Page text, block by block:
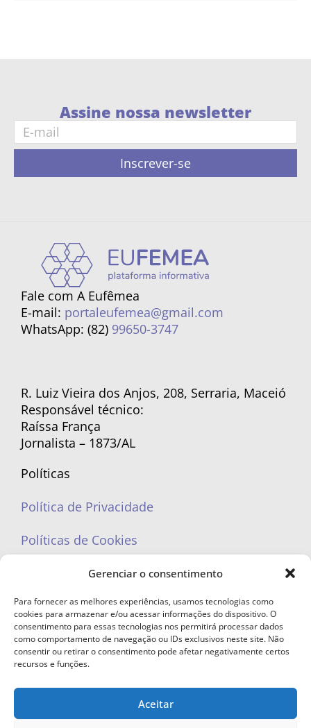
Gerenciar o consentimento
Para fornecer as melhores experiências, usamos tecnologias como
cookies para armazenar e/ou acessar informações do dispositivo. O
consentimento para essas tecnologias nos permitirá processar dados
como comportamento de navegação ou IDs exclusivos neste site. Não
consentir ou retirar o consentimento pode afetar negativamente certos
recursos e funções.
Aceitar
Assine nossa newsletter
Inscrever-se
Fale com A Eufêmea
E-mail: portaleufemea@gmail.com
WhatsApp: (82) 99650-3747
R. Luiz Vieira dos Anjos, 208, Serraria, Maceió
Responsável técnico:
Raíssa França
Jornalista – 1873/AL
Políticas
Política de Privacidade
Políticas de Cookies
portaleufemea@gmail.com
© Copyright 2023 - Todos os direitos reservados. Proibida cópia total ou
parcial sem autorização.